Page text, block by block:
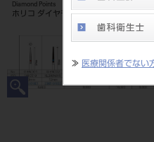
≫ 医療関係者でない
Diamond Points
ホリコ ダイヤモンドポイント